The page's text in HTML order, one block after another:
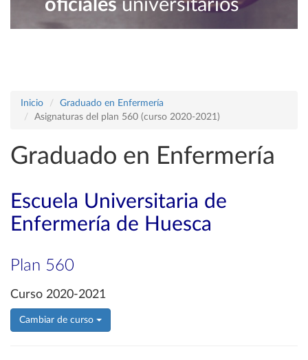
oficiales universitarios
Inicio
Graduado en Enfermería
Asignaturas del plan 560 (curso 2020-2021)
Graduado en Enfermería
Escuela Universitaria de
Enfermería de Huesca
Plan 560
Curso 2020-2021
Cambiar de curso